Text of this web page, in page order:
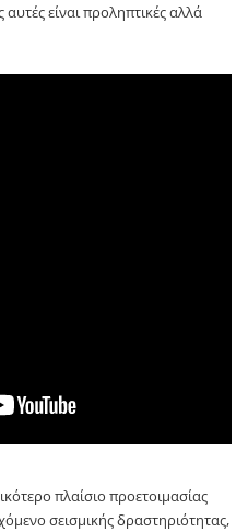
είναι προληπτικές αλλά
πλαίσιο προετοιμασίας
σεισμικής δραστηριότητας,